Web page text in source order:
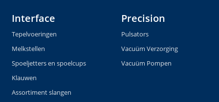
Interface
Tepelvoeringen
Melkstellen
Spoeljetters en spoelcups
Klauwen
Assortiment slangen
Precision
Pulsators
Vacuüm Verzorging
Vacuüm Pompen